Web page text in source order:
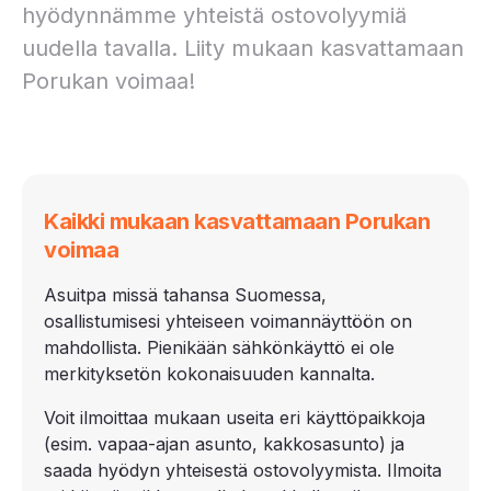
hyödynnämme yhteistä ostovolyymiä
uudella tavalla. Liity mukaan kasvattamaan
Porukan voimaa!
Kaikki mukaan kasvattamaan Porukan
voimaa
Asuitpa missä tahansa Suomessa,
osallistumisesi yhteiseen voimannäyttöön on
mahdollista. Pienikään sähkönkäyttö ei ole
merkityksetön kokonaisuuden kannalta.
Voit ilmoittaa mukaan useita eri käyttöpaikkoja
(esim. vapaa-ajan asunto, kakkosasunto) ja
saada hyödyn yhteisestä ostovolyymista. Ilmoita